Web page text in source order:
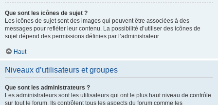
Que sont les icônes de sujet ?
Les icônes de sujet sont des images qui peuvent être associées à des
messages pour refléter leur contenu. La possibilité d’utiliser des icônes de
sujet dépend des permissions définies par l’administrateur.
Haut
Niveaux d’utilisateurs et groupes
Que sont les administrateurs ?
Les administrateurs sont les utilisateurs qui ont le plus haut niveau de contrôle
sur tout le forum. Ils contrôlent tous les aspects du forum comme les